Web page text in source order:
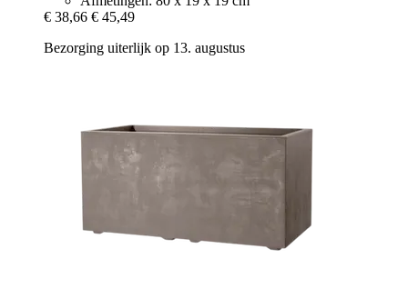
€ 38,66 € 45,49
Bezorging uiterlijk op 13. augustus